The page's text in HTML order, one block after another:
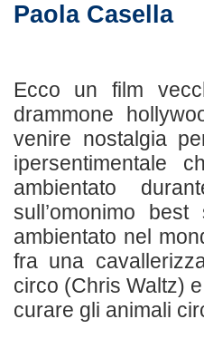
Paola Casella
Ecco un film
drammone
venire nostalgia
ipersentimentale
ambientato
sull’omonimo
ambientato nel
fra una
circo (Chris Waltz)
curare gli animali